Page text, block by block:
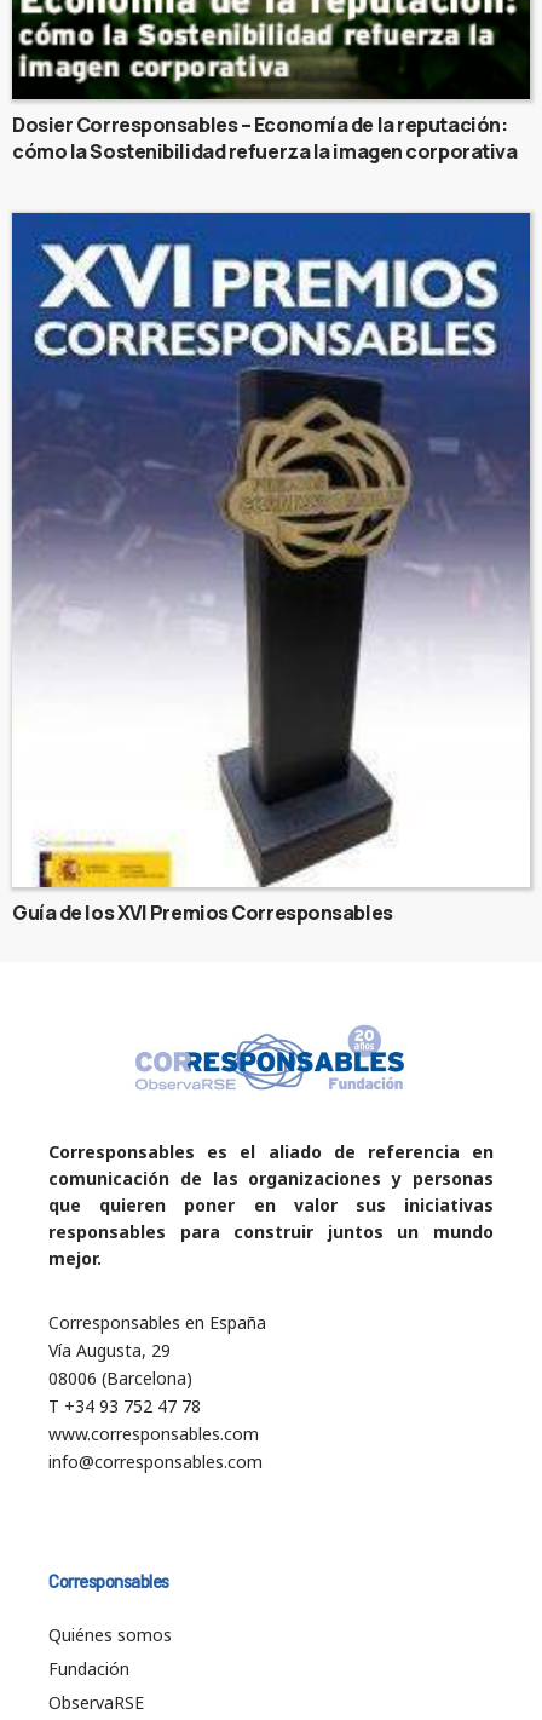
Dosier Corresponsables – Economía de la reputación:
cómo la Sostenibilidad refuerza la imagen corporativa
Guía de los XVI Premios Corresponsables
Corresponsables es el aliado de referencia en
comunicación de las organizaciones y personas
que quieren poner en valor sus iniciativas
responsables para construir juntos un mundo
mejor.
Corresponsables en España
Vía Augusta, 29
08006 (Barcelona)
T +34 93 752 47 78
www.corresponsables.com
info@corresponsables.com
Corresponsables
Quiénes somos
Fundación
ObservaRSE